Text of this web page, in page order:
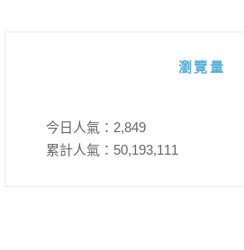
瀏覽量
今日人氣： 2,849
累計人氣： 50,193,111